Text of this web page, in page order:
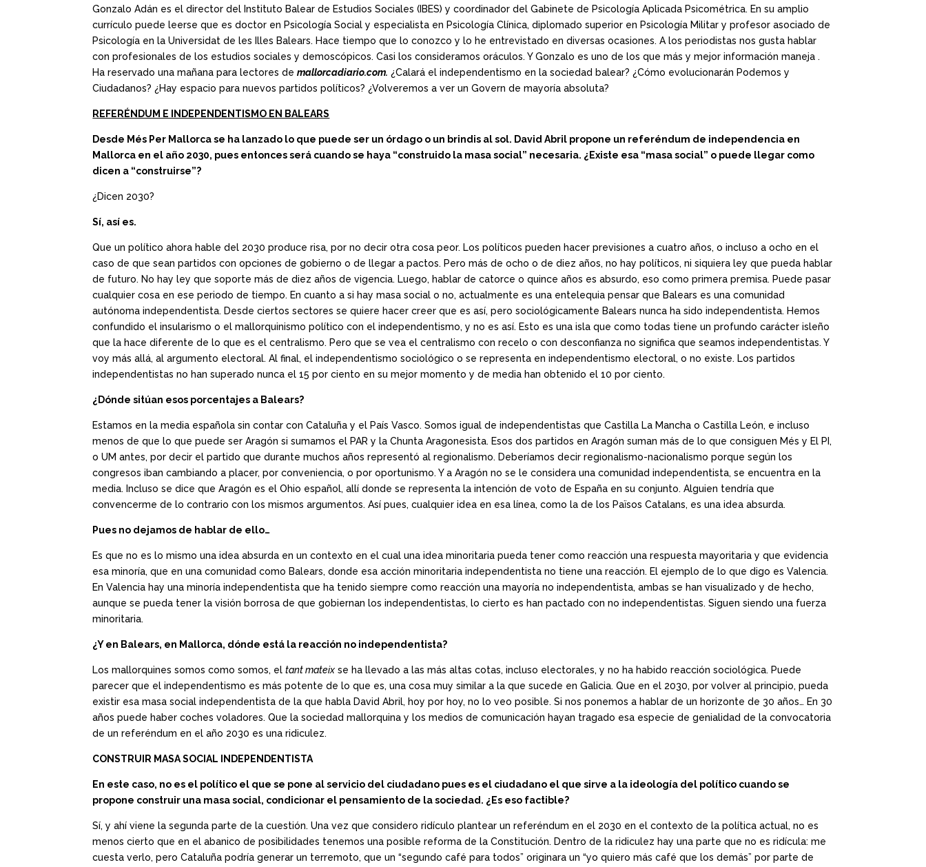
Gonzalo Adán es el director del Instituto Balear de Estudios Sociales (IBES) y coordinador del Gabinete de Psicología Aplicada Psicométrica. En su amplio
currículo puede leerse que es doctor en Psicología Social y especialista en Psicología Clínica, diplomado superior en Psicología Militar y profesor asociado de
Psicología en la Universidat de les Illes Balears. Hace tiempo que lo conozco y lo he entrevistado en diversas ocasiones. A los periodistas nos gusta hablar
con profesionales de los estudios sociales y demoscópicos. Casi los consideramos oráculos. Y Gonzalo es uno de los que más y mejor información maneja .
Ha reservado una mañana para lectores demallorcadiario.com. ¿Calará el independentismo en la sociedad balear? ¿Cómo evolucionarán Podemos y
Ciudadanos? ¿Hay espacio para nuevos partidos políticos? ¿Volveremos a ver un Govern de mayoría absoluta?
REFERÉNDUM E INDEPENDENTISMO EN BALEARS
Desde Més Per Mallorca se ha lanzado lo que puede ser un órdago o un brindis al sol. David Abril propone un referéndum de independencia en
Mallorca en el año 2030, pues entonces será cuando se haya “construido la masa social” necesaria. ¿Existe esa “masa social” o puede llegar como
dicen a “construirse”?
¿Dicen 2030?
Sí, así es.
Que un político ahora hable del 2030 produce risa, por no decir otra cosa peor. Los políticos pueden hacer previsiones a cuatro años, o incluso a ocho en el
caso de que sean partidos con opciones de gobierno o de llegar a pactos. Pero más de ocho o de diez años, no hay políticos, ni siquiera ley que pueda hablar
de futuro. No hay ley que soporte más de diez años de vigencia. Luego, hablar de catorce o quince años es absurdo, eso como primera premisa. Puede pasar
cualquier cosa en ese periodo de tiempo. En cuanto a si hay masa social o no, actualmente es una entelequia pensar que Balears es una comunidad
autónoma independentista. Desde ciertos sectores se quiere hacer creer que es así, pero sociológicamente Balears nunca ha sido independentista. Hemos
confundido el insularismo o el mallorquinismo político con el independentismo, y no es así. Esto es una isla que como todas tiene un profundo carácter isleño
que la hace diferente de lo que es el centralismo. Pero que se vea el centralismo con recelo o con desconfianza no significa que seamos independentistas. Y
voy más allá, al argumento electoral. Al final, el independentismo sociológico o se representa en independentismo electoral, o no existe. Los partidos
independentistas no han superado nunca el 15 por ciento en su mejor momento y de media han obtenido el 10 por ciento.
¿Dónde sitúan esos porcentajes a Balears?
Estamos en la media española sin contar con Cataluña y el País Vasco. Somos igual de independentistas que Castilla La Mancha o Castilla León, e incluso
menos de que lo que puede ser Aragón si sumamos el PAR y la Chunta Aragonesista. Esos dos partidos en Aragón suman más de lo que consiguen Més y El PI,
o UM antes, por decir el partido que durante muchos años representó al regionalismo. Deberíamos decir regionalismo-nacionalismo porque según los
congresos iban cambiando a placer, por conveniencia, o por oportunismo. Y a Aragón no se le considera una comunidad independentista, se encuentra en la
media. Incluso se dice que Aragón es el Ohio español, allí donde se representa la intención de voto de España en su conjunto. Alguien tendría que
convencerme de lo contrario con los mismos argumentos. Así pues, cualquier idea en esa línea, como la de los Països Catalans, es una idea absurda.
Pues no dejamos de hablar de ello…
Es que no es lo mismo una idea absurda en un contexto en el cual una idea minoritaria pueda tener como reacción una respuesta mayoritaria y que evidencia
esa minoría, que en una comunidad como Balears, donde esa acción minoritaria independentista no tiene una reacción. El ejemplo de lo que digo es Valencia.
En Valencia hay una minoría independentista que ha tenido siempre como reacción una mayoría no independentista, ambas se han visualizado y de hecho,
aunque se pueda tener la visión borrosa de que gobiernan los independentistas, lo cierto es han pactado con no independentistas. Siguen siendo una fuerza
minoritaria.
¿Y en Balears, en Mallorca, dónde está la reacción no independentista?
Los mallorquines somos como somos, eltant mateix se ha llevado a las más altas cotas, incluso electorales, y no ha habido reacción sociológica. Puede
parecer que el independentismo es más potente de lo que es, una cosa muy similar a la que sucede en Galicia. Que en el 2030, por volver al principio, pueda
existir esa masa social independentista de la que habla David Abril, hoy por hoy, no lo veo posible. Si nos ponemos a hablar de un horizonte de 30 años… En 30
años puede haber coches voladores. Que la sociedad mallorquina y los medios de comunicación hayan tragado esa especie de genialidad de la convocatoria
de un referéndum en el año 2030 es una ridiculez.
CONSTRUIR MASA SOCIAL INDEPENDENTISTA
En este caso, no es el político el que se pone al servicio del ciudadano pues es el ciudadano el que sirve a la ideología del político cuando se
propone construir una masa social, condicionar el pensamiento de la sociedad. ¿Es eso factible?
Sí, y ahí viene la segunda parte de la cuestión. Una vez que considero ridículo plantear un referéndum en el 2030 en el contexto de la política actual, no es
menos cierto que en el abanico de posibilidades tenemos una posible reforma de la Constitución. Dentro de la ridiculez hay una parte que no es ridícula: me
cuesta verlo, pero Cataluña podría generar un terremoto, que un “segundo café para todos” originara un “yo quiero más café que los demás” por parte de